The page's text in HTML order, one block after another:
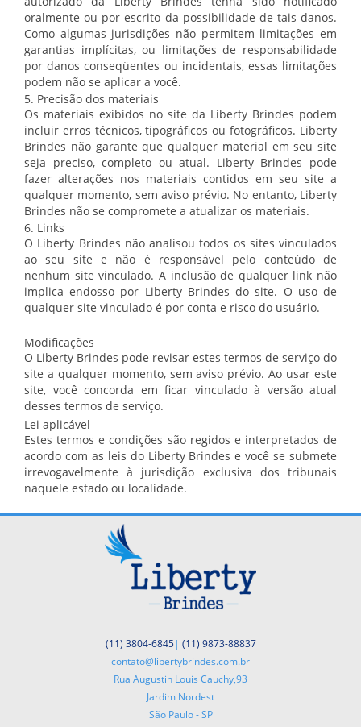
oralmente ou por escrito da possibilidade de tais danos.
Como algumas jurisdições não permitem limitações em
garantias implícitas, ou limitações de responsabilidade
por danos conseqüentes ou incidentais, essas limitações
podem não se aplicar a você.
5. Precisão dos materiais
Os materiais exibidos no site da Liberty Brindes podem
incluir erros técnicos, tipográficos ou fotográficos. Liberty
Brindes não garante que qualquer material em seu site
seja preciso, completo ou atual. Liberty Brindes pode
fazer alterações nos materiais contidos em seu site a
qualquer momento, sem aviso prévio. No entanto, Liberty
Brindes não se compromete a atualizar os materiais.
6. Links
O Liberty Brindes não analisou todos os sites vinculados
ao seu site e não é responsável pelo conteúdo de
nenhum site vinculado. A inclusão de qualquer link não
implica endosso por Liberty Brindes do site. O uso de
qualquer site vinculado é por conta e risco do usuário.
Modificações
O Liberty Brindes pode revisar estes termos de serviço do
site a qualquer momento, sem aviso prévio. Ao usar este
site, você concorda em ficar vinculado à versão atual
desses termos de serviço.
Lei aplicável
Estes termos e condições são regidos e interpretados de
acordo com as leis do Liberty Brindes e você se submete
irrevogavelmente à jurisdição exclusiva dos tribunais
naquele estado ou localidade.
(11) 3804-6845| (11) 9873-88837
contato@libertybrindes.com.br
Rua Augustin Louis Cauchy,93
Jardim Nordest
São Paulo - SP